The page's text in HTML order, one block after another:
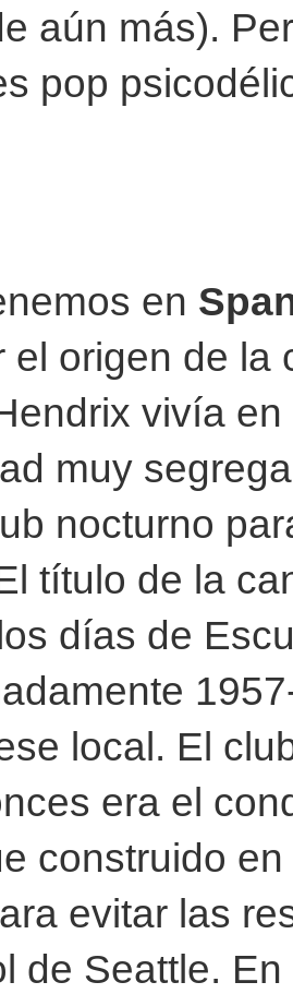
aún más).
pop
en
el origen de la
vivía
muy
nocturno
título de la
días de
local. El
era el
construido
evitar las
de Seattle.